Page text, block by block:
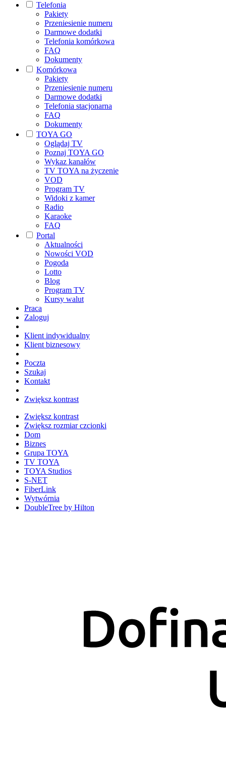
Telefonia
Pakiety
Przeniesienie numeru
Darmowe dodatki
Telefonia komórkowa
FAQ
Dokumenty
Komórkowa
Pakiety
Przeniesienie numeru
Darmowe dodatki
Telefonia stacjonarna
FAQ
Dokumenty
TOYA GO
Oglądaj TV
Poznaj TOYA GO
Wykaz kanałów
TV TOYA na życzenie
VOD
Program TV
Widoki z kamer
Radio
Karaoke
FAQ
Portal
Aktualności
Nowości VOD
Pogoda
Lotto
Blog
Program TV
Kursy walut
Praca
Zaloguj
Klient indywidualny
Klient biznesowy
Poczta
Szukaj
Kontakt
Zwiększ kontrast
Zwiększ kontrast
Zwiększ rozmiar czcionki
Dom
Biznes
Grupa TOYA
TV TOYA
TOYA Studios
S-NET
FiberLink
Wytwórnia
DoubleTree by Hilton